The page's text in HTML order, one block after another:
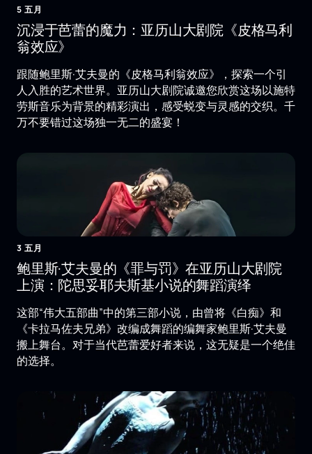
5 五月
沉浸于芭蕾的魔力：亚历山大剧院《皮格马利
翁效应》
跟随鲍里斯·艾夫曼的《皮格马利翁效应》，探索一个引
人入胜的艺术世界。亚历山大剧院诚邀您欣赏这场以施特
劳斯音乐为背景的精彩演出，感受蜕变与灵感的交织。千
万不要错过这场独一无二的盛宴！
3 五月
鲍里斯·艾夫曼的《罪与罚》在亚历山大剧院
上演：陀思妥耶夫斯基小说的舞蹈演绎
这部“伟大五部曲”中的第三部小说，由曾将《白痴》和
《卡拉马佐夫兄弟》改编成舞蹈的编舞家鲍里斯·艾夫曼
搬上舞台。对于当代芭蕾爱好者来说，这无疑是一个绝佳
的选择。